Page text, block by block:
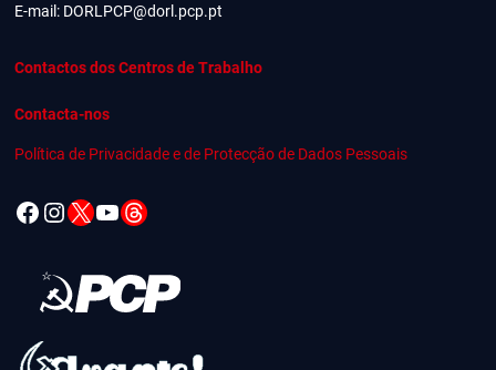
E-mail: DORLPCP@dorl.pcp.pt
Contactos dos Centros de Trabalho
Contacta-nos
Política de Privacidade e de Protecção de Dados Pessoais
Facebook
Instagram
X YouTube
Threads